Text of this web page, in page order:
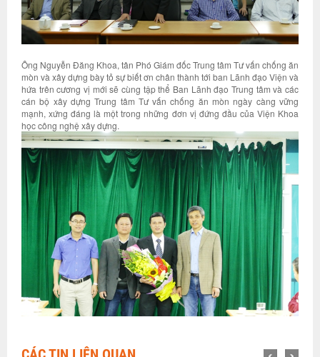
Ông Nguyễn Đăng Khoa, tân Phó Giám đốc Trung tâm Tư vấn chống ăn
mòn và xây dựng bày tỏ sự biết ơn chân thành tới ban Lãnh đạo Viện và
hứa trên cương vị mới sẽ cùng tập thể Ban Lãnh đạo Trung tâm và các
cán bộ xây dựng Trung tâm Tư vấn chống ăn mòn ngày càng vững
mạnh, xứng đáng là một trong những đơn vị đứng đầu của Viện Khoa
học công nghệ xây dựng.